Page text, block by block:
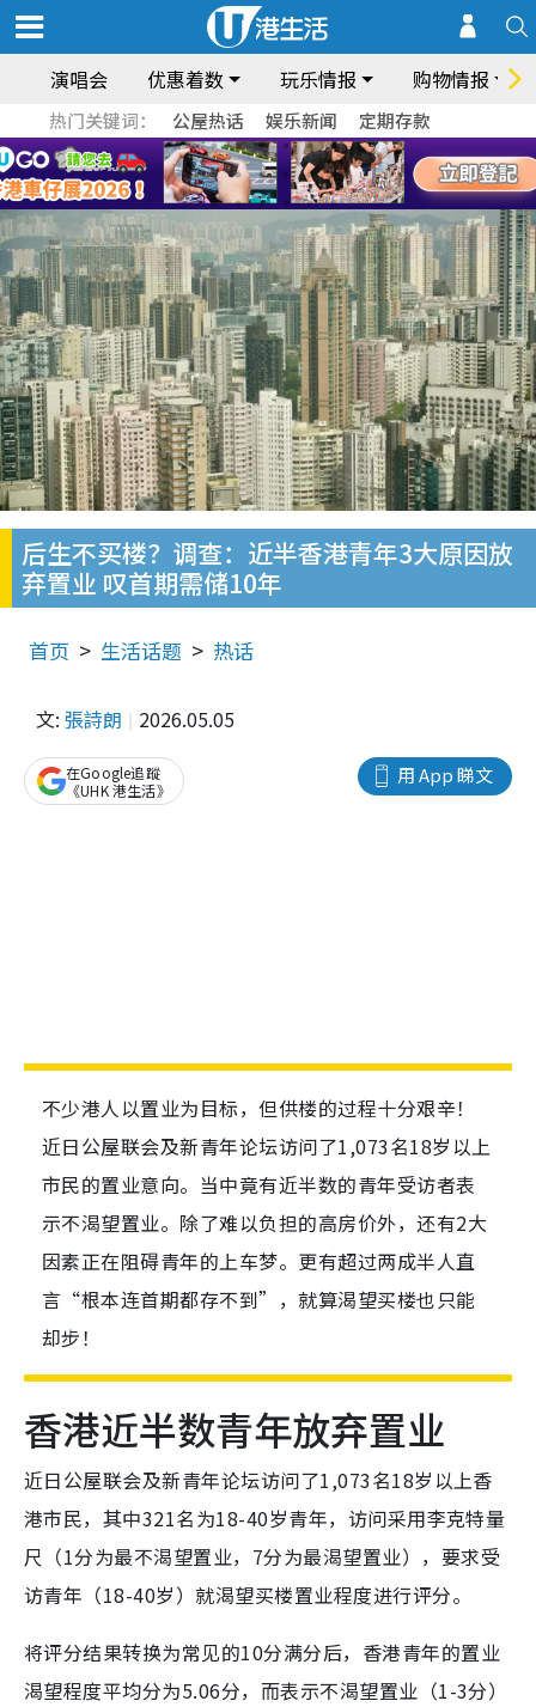
演唱会 优惠着数 玩乐情报 购物情报
热门关键词： 公屋热话 娱乐新闻 定期存款
后生不买楼？调查：近半香港青年3大原因放
弃置业 叹首期需储10年
首页 生活话题 热话
文: 張詩朗 2026.05.05
用 App 睇文
在Google追蹤
《UHK 港生活》
不少港人以置业为目标，但供楼的过程十分艰辛！
近日公屋联会及新青年论坛访问了1,073名18岁以上
市民的置业意向。当中竟有近半数的青年受访者表
示不渴望置业。除了难以负担的高房价外，还有2大
因素正在阻碍青年的上车梦。更有超过两成半人直
言“根本连首期都存不到”，就算渴望买楼也只能
却步！
香港近半数青年放弃置业
近日公屋联会及新青年论坛访问了1,073名18岁以上香
港市民，其中321名为18-40岁青年，访问采用李克特量
尺（1分为最不渴望置业，7分为最渴望置业），要求受
访青年（18-40岁）就渴望买楼置业程度进行评分。
将评分结果转换为常见的10分满分后，香港青年的置业
渴望程度平均分为5.06分，而表示不渴望置业（1-3分）